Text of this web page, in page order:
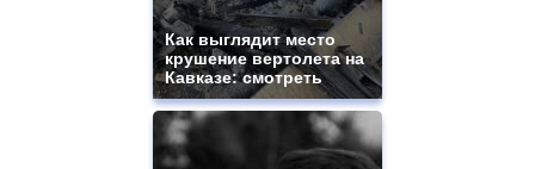
Как выглядит место
крушение вертолета на
Кавказе: смотреть